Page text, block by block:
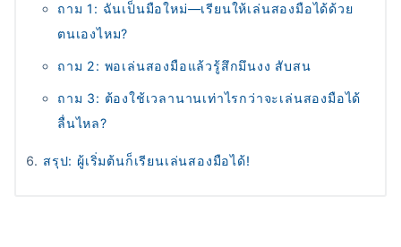
ถาม 1: ฉันเป็นมือใหม่—เรียนให้เล่นสองมือได้ด้วย
ตนเองไหม?
ถาม 2: พอเล่นสองมือแล้วรู้สึกมึนงง สับสน
ถาม 3: ต้องใช้เวลานานเท่าไรกว่าจะเล่นสองมือได้
ลื่นไหล?
สรุป: ผู้เริ่มต้นก็เรียนเล่นสองมือได้!